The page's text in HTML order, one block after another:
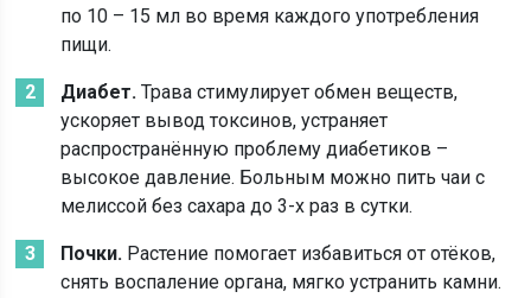
по 10 – 15 мл во время каждого употребления
пищи.
Диабет. Трава стимулирует обмен веществ,
ускоряет вывод токсинов, устраняет
распространённую проблему диабетиков –
высокое давление. Больным можно пить чаи с
мелиссой без сахара до 3-х раз в сутки.
Почки. Растение помогает избавиться от отёков,
снять воспаление органа, мягко устранить камни.